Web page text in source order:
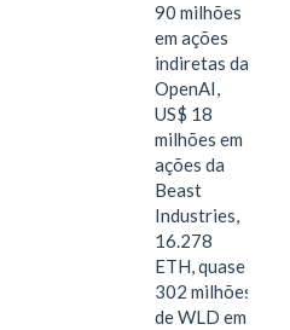
90 milhões
em ações
indiretas da
OpenAI,
US$ 18
milhões em
ações da
Beast
Industries,
16.278
ETH, quase
302 milhões
de WLD em